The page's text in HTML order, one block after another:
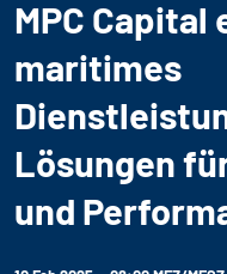
MPC
maritimes
Lösungen
und